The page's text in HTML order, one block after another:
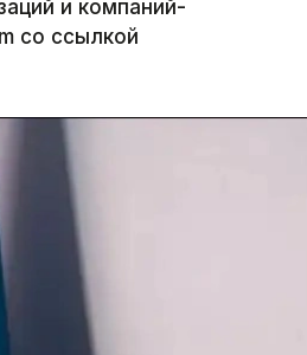
и компаний-
со ссылкой